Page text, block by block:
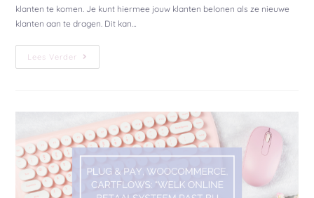
klanten te komen. Je kunt hiermee jouw klanten belonen als ze nieuwe
klanten aan te dragen. Dit kan…
Lees Verder